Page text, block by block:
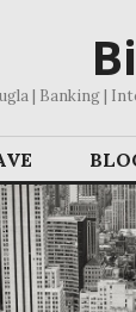
| Banking |